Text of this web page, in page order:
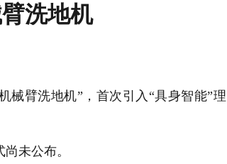
洗地机
臂洗地机”，首次引入“具身智能”理
未公布。